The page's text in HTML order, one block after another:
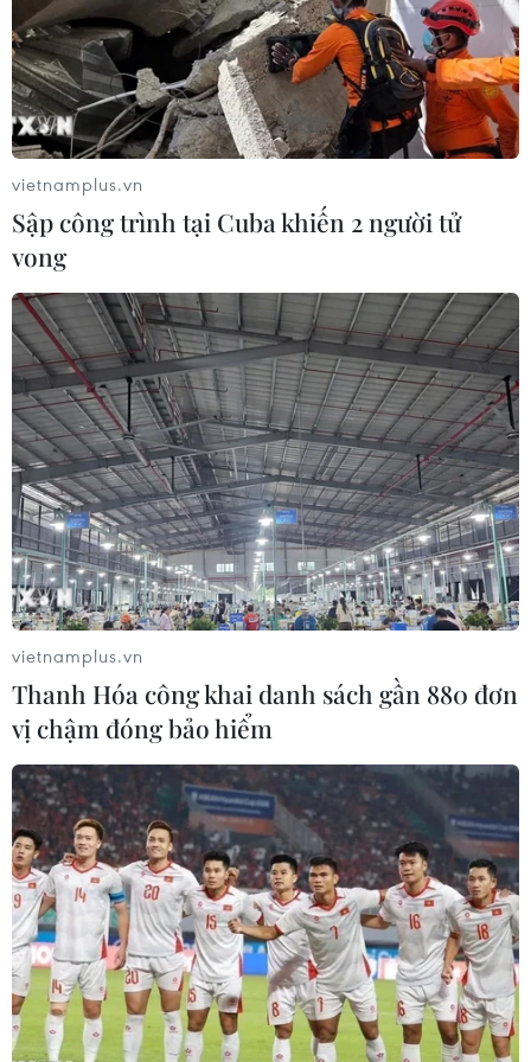
#Biển đảo #Ngư dân
#Tặng cờ Tổ quốc
#Hoàng Sa
#Nghệ An
#Tàu cá Nghệ An
Theo dõi VietnamPlus
TIN LIÊN QUAN
Tặng cờ Tổ quốc cho các ngư dân vươn
vietnamplus.vn
Sập công trình tại Cuba khiến 2 người tử
vong
vietnamplus.vn
Thanh Hóa công khai danh sách gần 880 đơn
vị chậm đóng bảo hiểm